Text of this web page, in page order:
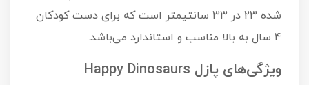
شده 23 در 33 سانتیمتر است که برای دست کودکان
4 سال به بالا مناسب و استاندارد می‌باشد.
ویژگی‌های پازل Happy Dinosaurs